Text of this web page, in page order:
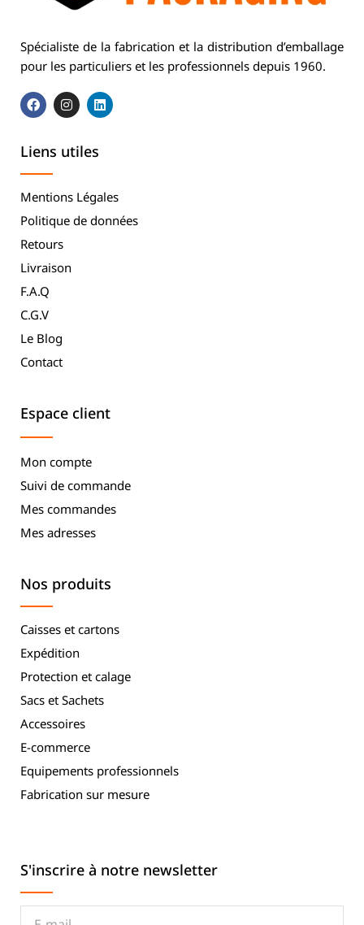
Spécialiste de la fabrication et la distribution d’emballage
pour les particuliers et les professionnels depuis 1960.
Liens utiles
Mentions Légales
Politique de données
Retours
Livraison
F.A.Q
C.G.V
Le Blog
Contact
Espace client
Mon compte
Suivi de commande
Mes commandes
Mes adresses
Nos produits
Caisses et cartons
Expédition
Protection et calage
Sacs et Sachets
Accessoires
E-commerce
Equipements professionnels
Fabrication sur mesure
S'inscrire à notre newsletter